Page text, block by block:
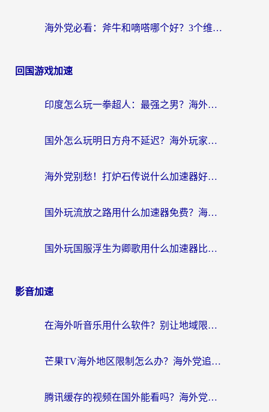
海外党必看：斧牛和嘀嗒哪个好？3个维度教你选对回国加速器
回国游戏加速
印度怎么玩一拳超人：最强之男？海外党国服游戏加速避坑指南
国外怎么玩明日方舟不延迟？海外玩家国服游戏加速终极指南（附DNF梦幻诛仙解决方案）
海外党别愁！打炉石传说什么加速器好用？3个实用技巧解决国服游戏卡顿
国外玩流放之路用什么加速器免费？海外党亲测有效的国服游戏加速指南
国外玩国服浮生为卿歌用什么加速器比较好？海外党亲测不踩坑指南
影音加速
在海外听音乐用什么软件？别让地域限制断了你的华语歌单
芒果TV海外地区限制怎么办？海外党追剧看片的实用加速器选择指南
腾讯缓存的视频在国外能看吗？海外党追剧看片的终极解决方案